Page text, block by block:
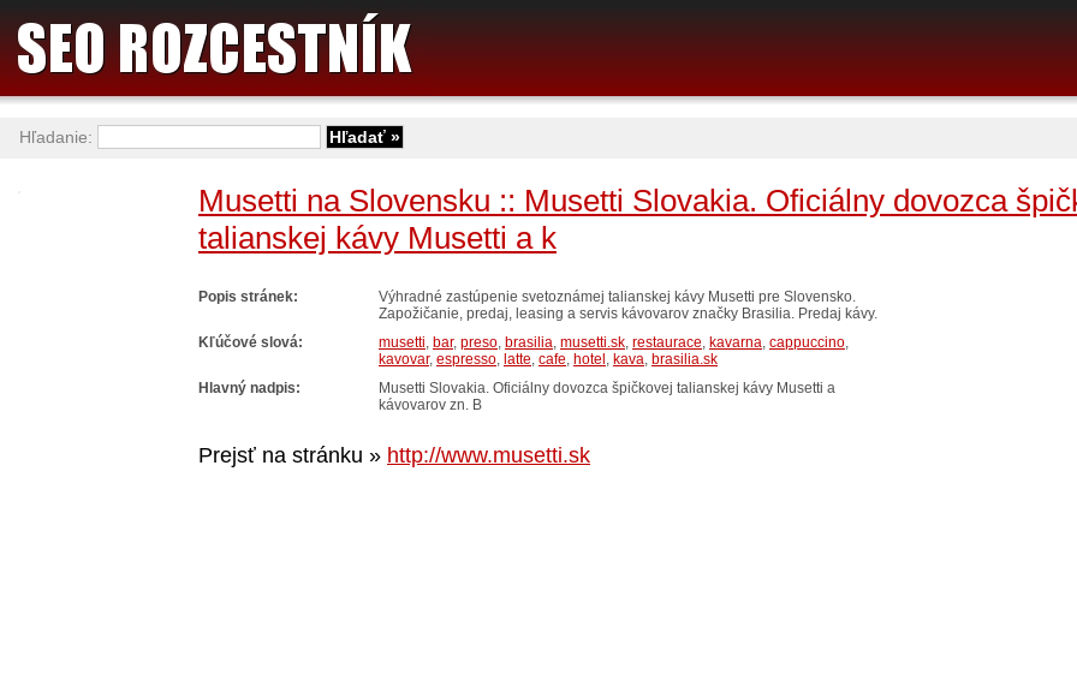
Musetti na Slovensku :: Musetti Slovakia. Oficiálny dovozca
talianskej kávy Musetti a k
Popis stránek:
Výhradné zastúpenie svetoznámej talianskej kávy Musetti pre Slovensko.
Zapožičanie, predaj, leasing a servis kávovarov značky Brasilia. Predaj kávy.
Kľúčové slová:
musetti, bar, preso, brasilia, musetti.sk, restaurace, kavarna, cappuccino,
kavovar, espresso, latte, cafe, hotel , kava, brasilia.sk
Hlavný nadpis:
Musetti Slovakia. Oficiálny dovozca špičkovej talianskej kávy Musetti a
kávovarov zn. B
Prejsť na stránku » http://www.musetti.sk
Hľadanie: